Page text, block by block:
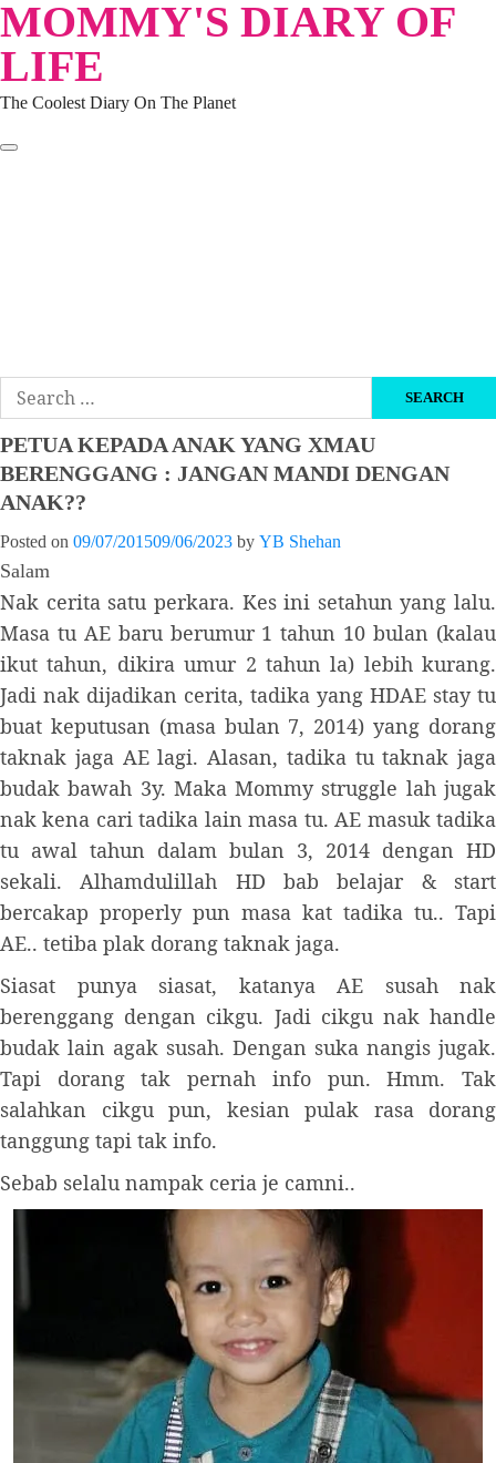
Skip
to
content
MOMMY'S DIARY OF
LIFE
The Coolest Diary On The Planet
Search
for:
PETUA KEPADA ANAK YANG XMAU
BERENGGANG : JANGAN MANDI DENGAN
ANAK??
Posted on 09/07/201509/06/2023 by YB Shehan
Salam
Nak cerita satu perkara. Kes ini setahun yang lalu.
Masa tu AE baru berumur 1 tahun 10 bulan (kalau
ikut tahun, dikira umur 2 tahun la) lebih kurang.
Jadi nak dijadikan cerita, tadika yang HDAE stay tu
buat keputusan (masa bulan 7, 2014) yang dorang
taknak jaga AE lagi. Alasan, tadika tu taknak jaga
budak bawah 3y. Maka Mommy struggle lah jugak
nak kena cari tadika lain masa tu. AE masuk tadika
tu awal tahun dalam bulan 3, 2014 dengan HD
sekali. Alhamdulillah HD bab belajar & start
bercakap properly pun masa kat tadika tu.. Tapi
AE.. tetiba plak dorang taknak jaga.
Siasat punya siasat, katanya AE susah nak
berenggang dengan cikgu. Jadi cikgu nak handle
budak lain agak susah. Dengan suka nangis jugak.
Tapi dorang tak pernah info pun. Hmm. Tak
salahkan cikgu pun, kesian pulak rasa dorang
tanggung tapi tak info.
Sebab selalu nampak ceria je camni..